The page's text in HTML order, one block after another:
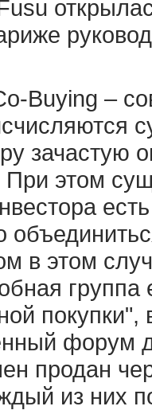
Buying –
зачастую
этом
в этом
покупки",
форум
продан
из них